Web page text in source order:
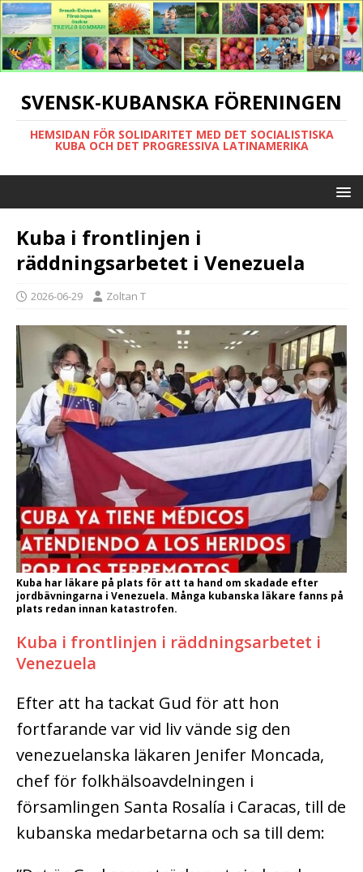
SVENSK-KUBANSKA FÖRENINGEN
HEMSIDAN FÖR SOLIDARITET MED DET SOCIALISTISKA
KUBA OCH DET PROGRESSIVA LATINAMERIKA
Kuba i frontlinjen i
räddningsarbetet i Venezuela
2026-06-29 Zoltan T
Kuba har läkare på plats för att ta hand om skadade efter
jordbävningarna i Venezuela. Många kubanska läkare fanns på
plats redan innan katastrofen.
Kuba i frontlinjen i räddningsarbetet i
Venezuela
Efter att ha tackat Gud för att hon
fortfarande var vid liv vände sig den
venezuelanska läkaren Jenifer Moncada,
chef för folkhälsoavdelningen i
församlingen Santa Rosalía i Caracas, till de
kubanska medarbetarna och sa till dem: